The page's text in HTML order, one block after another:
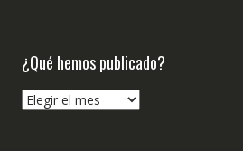
¿Qué hemos publicado?
¿Qué